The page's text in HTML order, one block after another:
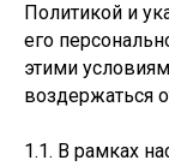
Политикой и
его
этими
воздержаться
1.1. В рамках